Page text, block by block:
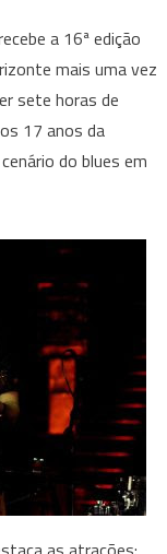
a 16ª edição
mais uma vez
sete horas de
17 anos da
do blues em